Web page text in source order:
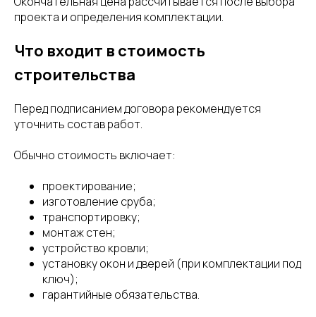
проекта и определения комплектации.
Что входит в стоимость
строительства
Перед подписанием договора рекомендуется
уточнить состав работ.
Обычно стоимость включает:
проектирование;
изготовление сруба;
транспортировку;
монтаж стен;
устройство кровли;
установку окон и дверей (при комплектации под
ключ);
гарантийные обязательства.